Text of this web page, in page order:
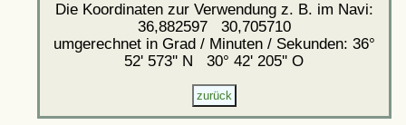
Die Koordinaten zur Verwendung z. B. im Navi:
36,882597 30,705710
umgerechnet in Grad / Minuten / Sekunden: 36°
52' 573'' N 30° 42' 205'' O